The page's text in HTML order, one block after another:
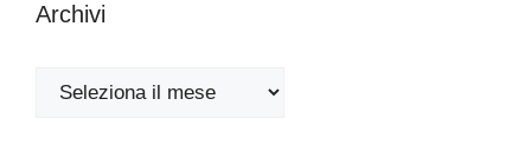
Archivi
Archivi